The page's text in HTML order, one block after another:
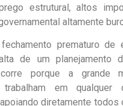
estrutural, altos
altamente
prematuro de
de um planejamento
porque a grande
em qualquer
diretamente todos